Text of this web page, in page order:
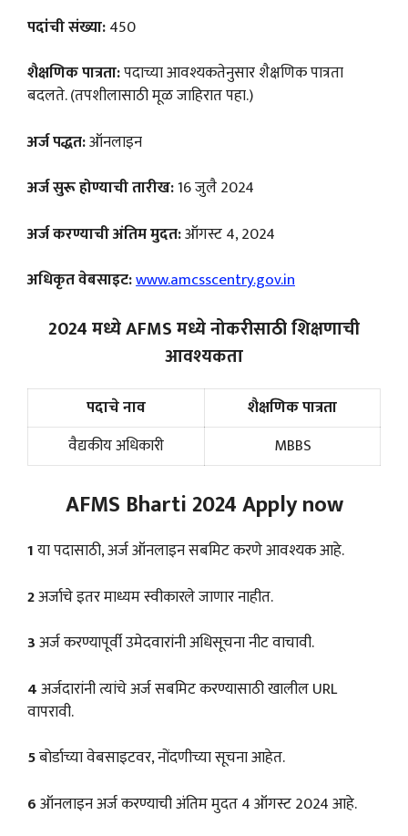
पदांची संख्या:450
शैक्षणिक पात्रता:पदाच्या आवश्यकतेनुसार शैक्षणिक पात्रता
बदलते. (तपशीलासाठी मूळ जाहिरात पहा.)
अर्ज पद्धत:ऑनलाइन
अर्ज सुरू होण्याची तारीख:16 जुलै 2024
अर्ज करण्याची अंतिम मुदत:ऑगस्ट 4, 2024
अधिकृत वेबसाइट:www.amcsscentry.gov.in
2024 मध्ये AFMS मध्ये नोकरीसाठी शिक्षणाची
आवश्यकता
पदाचे नाव
शैक्षणिक पात्रता
वैद्यकीय अधिकारी
MBBS
AFMS Bharti 2024 Apply now
1या पदासाठी, अर्ज ऑनलाइन सबमिट करणे आवश्यक आहे.
2अर्जाचे इतर माध्यम स्वीकारले जाणार नाहीत.
3अर्ज करण्यापूर्वी उमेदवारांनी अधिसूचना नीट वाचावी.
4अर्जदारांनी त्यांचे अर्ज सबमिट करण्यासाठी खालील URL
वापरावी.
5बोर्डाच्या वेबसाइटवर, नोंदणीच्या सूचना आहेत.
6ऑनलाइन अर्ज करण्याची अंतिम मुदत 4 ऑगस्ट 2024 आहे.